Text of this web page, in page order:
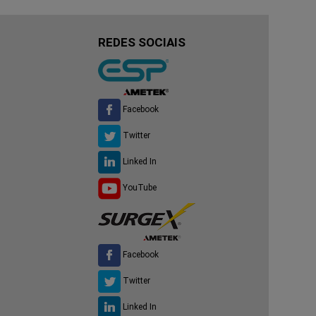
REDES SOCIAIS
Facebook
Twitter
Linked In
YouTube
Facebook
Twitter
Linked In